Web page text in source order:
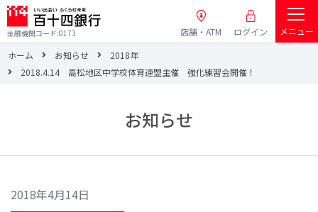
金融機関コード:0173 店舗・ATM ログイン
メニュー
ホーム
お知らせ
2018年
2018.4.14 高松地区中学校体育連盟主催 強化練習会開催！
お知らせ
2018年4月14日